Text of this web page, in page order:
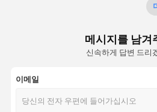
철골 구조물 제작
중철 제조
메시지를 남겨
신속하게 답변 드리
이메일